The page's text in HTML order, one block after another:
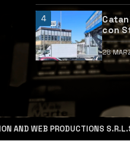
4
con
28
AND WEB PRODUCTIONS